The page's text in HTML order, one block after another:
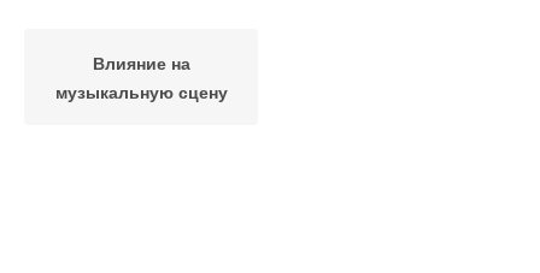
Влияние на
музыкальную сцену